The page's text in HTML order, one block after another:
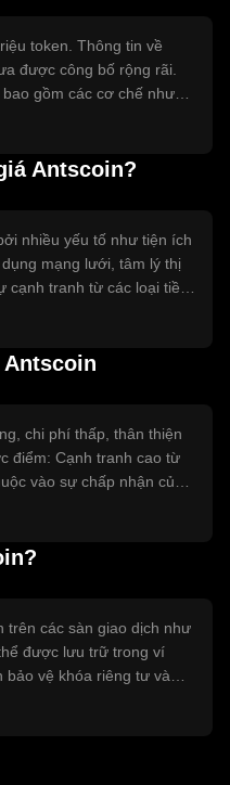
token. Thông tin về
được công bố rộng rãi.
gồm các cơ chế như
hành thêm token để điều
Antscoin?
nhiều yếu tố như tiện ích
mạng lưới, tâm lý thị
tranh từ các loại tiền
thể làm thay đổi giá trị
chi phí thấp, thân thiện
điểm: Cạnh tranh cao từ
vào sự chấp nhận của
trên các sàn giao dịch như
được lưu trữ trong ví
vệ khóa riêng tư và
Antscoin có thể
khả dụng của Antscoin có